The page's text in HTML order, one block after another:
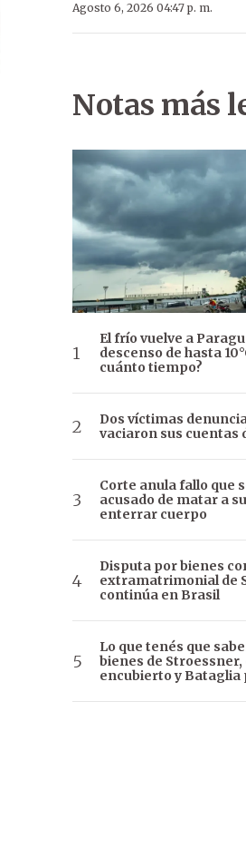
Agosto 6, 2026 04:47 p. m.
Notas más
El frío vuelve a
descenso de hasta
cuánto tiempo?
Dos víctimas
vaciaron sus cuentas
Corte anula fallo que
acusado de matar a
enterrar cuerpo
Disputa por bienes
extramatrimonial de
continúa en Brasil
Lo que tenés que
bienes de
encubierto y Bataglia